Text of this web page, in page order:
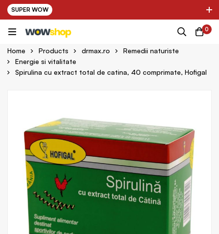
SUPER WOW
✌ Nou! Ultimii parteneri adaugati in platforma:
Farma ✌
0
Home Products drmax.ro
Remedii naturiste
Energie si vitalitate
Spirulina cu extract total de catina, 40 comprimate, Hofigal